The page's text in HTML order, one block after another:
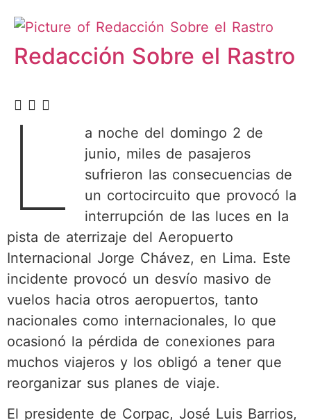
Redacción Sobre el Rastro
L
a noche del domingo 2 de
junio, miles de pasajeros
sufrieron las consecuencias de
un cortocircuito que provocó la
interrupción de las luces en la
pista de aterrizaje del Aeropuerto
Internacional Jorge Chávez, en Lima. Este
incidente provocó un desvío masivo de
vuelos hacia otros aeropuertos, tanto
nacionales como internacionales, lo que
ocasionó la pérdida de conexiones para
muchos viajeros y los obligó a tener que
reorganizar sus planes de viaje.
El presidente de Corpac, José Luis Barrios,